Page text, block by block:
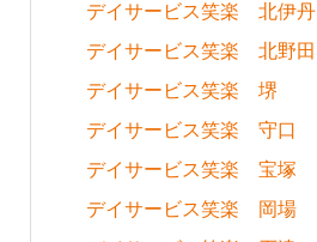
デイサービス笑楽 北伊丹
デイサービス笑楽 北野田
デイサービス笑楽 堺
デイサービス笑楽 守口
デイサービス笑楽 宝塚
デイサービス笑楽 岡場